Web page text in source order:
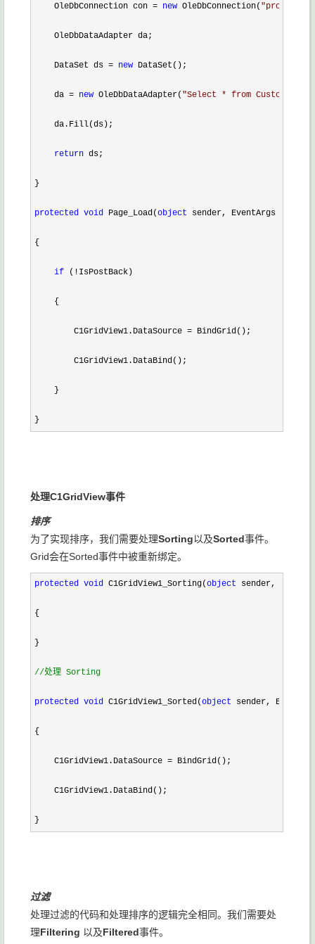
    OleDbConnection con
= new OleDbConnection( "
    OleDbDataAdapter da;
    DataSet ds
= new DataSet();
    da
= new OleDbDataAdapter( "Select * from Customers
    da.Fill(ds);
return ds;
}
protected void Page_Load(object sender, EventArgs e)
{
if (! IsPostBack)
    {
        C1GridView1.DataSource
= BindGrid();
        C1GridView1.DataBind();
    }
}
处理C1GridView事件
排序
为了实现排序，我们需要处理Sorting以及Sorted事件。
Grid会在Sorted事件中被重新绑定。
protected void C1GridView1_Sorting(object sender,
{
}
//处理 Sorting
protected void C1GridView1_Sorted(object sender,
{
    C1GridView1.DataSource
= BindGrid();
    C1GridView1.DataBind();
}
过滤
处理过滤的代码和处理排序的逻辑完全相同。我们需要处
理Filtering 以及Filtered事件。